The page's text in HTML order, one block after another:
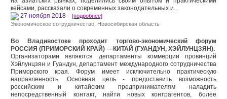
кейсами, рассказали о современных законодательных и...
27 ноября 2018 [подробнее]
Экономическое сотрудничество Новосибирская область
Во Владивостоке проходит торгово-экономический форум
РОССИЯ (ПРИМОРСКИЙ КРАЙ) —КИТАЙ (ГУАНДУН, ХЭЙЛУНЦЗЯН).
Организаторами являются департаменты коммерции провинций
Хэйлунцзян и Гуандун, департамент международного сотрудничества
Приморского края. Форум имеет исключительно практическую
направленность. Основная цель - предоставить возможность
российским и китайским предпринимателям наладить
непосредственный контакт, найти новых контрагентов, более